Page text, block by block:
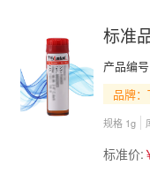
标准
产品编号
品牌
规格 1g
标准价: